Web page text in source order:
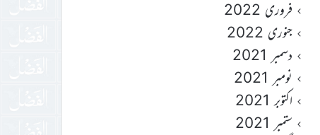
فروری 2022
جنوری 2022
دسمبر 2021
نومبر 2021
اکتوبر 2021
ستمبر 2021